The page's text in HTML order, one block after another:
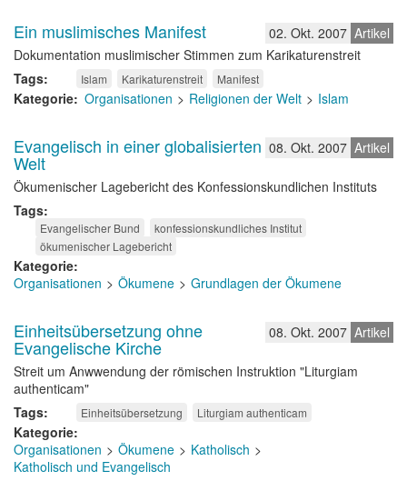
Artikel
02. Okt. 2007
Ein muslimisches Manifest
Dokumentation muslimischer Stimmen zum Karikaturenstreit
Tags
Islam Karikaturenstreit Manifest
Kategorie Organisationen Religionen der Welt Islam
Artikel
08. Okt. 2007
Evangelisch in einer globalisierten
Welt
Ökumenischer Lagebericht des Konfessionskundlichen Instituts
Tags
Evangelischer Bund
konfessionskundliches Institut
ökumenischer Lagebericht
Kategorie
Organisationen
Ökumene Grundlagen der Ökumene
Artikel
08. Okt. 2007
Einheitsübersetzung ohne
Evangelische Kirche
Streit um Anwwendung der römischen Instruktion "Liturgiam
authenticam"
Tags
Einheitsübersetzung Liturgiam authenticam
Kategorie
Organisationen
Ökumene
Katholisch
Katholisch und Evangelisch